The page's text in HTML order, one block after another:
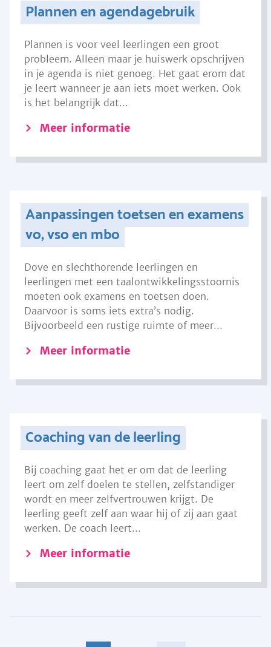
Plannen en agendagebruik
Plannen is voor veel leerlingen een groot
probleem. Alleen maar je huiswerk opschrijven
in je agenda is niet genoeg. Het gaat erom dat
je leert wanneer je aan iets moet werken. Ook
is het belangrijk dat...
Meer informatie
Aanpassingen toetsen en examens
vo, vso en mbo
Dove en slechthorende leerlingen en
leerlingen met een taalontwikkelingsstoornis
moeten ook examens en toetsen doen.
Daarvoor is soms iets extra’s nodig.
Bijvoorbeeld een rustige ruimte of meer...
Meer informatie
Coaching van de leerling
Bij coaching gaat het er om dat de leerling
leert om zelf doelen te stellen, zelfstandiger
wordt en meer zelfvertrouwen krijgt. De
leerling geeft zelf aan waar hij of zij aan gaat
werken. De coach leert...
Meer informatie